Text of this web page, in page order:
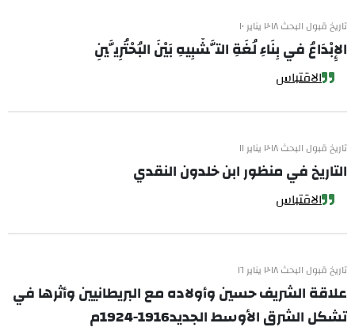
تاريخ قبول البحث ٢٠١٨ يناير ١٠
الإِبْدَاعُ في بِنَاءِ لُغَةِ التَّشْبِيهِ بَيْنَ البُحْتُرِيَّينِ
الاقتباس
تاريخ قبول البحث ٢٠١٨ يناير ١١
التاريخ في منظور ابن خلدون النقدي
الاقتباس
تاريخ قبول البحث ٢٠١٨ يناير ١٦
علاقة الشريف حسين وأولاده مع البريطانيين وأثرها في
تشكل الشرق الأوسط الجديد1916-1924م